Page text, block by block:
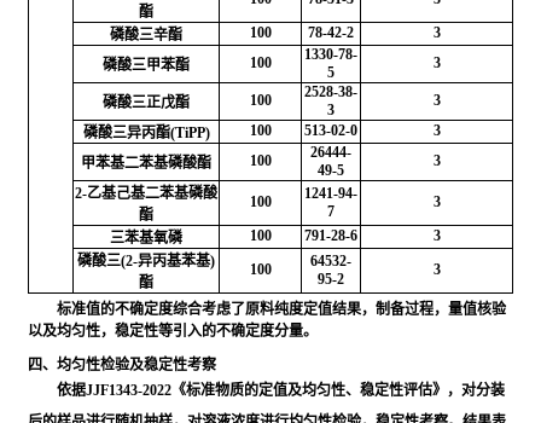
酯
磷酸三辛酯 100 78-42-2
3
磷酸三甲苯酯
100
1330-78-
5
3
磷酸三正戊酯 100
2528-38-
3
3
磷酸三异丙酯(TiPP)
100 513-02-0
3
甲苯基二苯基磷酸酯
100
26444-
49-5
3
2-乙基己基二苯基磷酸
酯
100
1241-94-
7
3
三苯基氧磷 100 791-28-6
3
磷酸三(2-异丙基苯基)
酯
100
64532-
95-2
3
标准值的不确定度综合考虑了原料纯度定值结果，制备过程，量值核验
以及均匀性，稳定性等引入的不确定度分量。
四、均匀性检验及稳定性考察
依据JJF1343-2022《标准物质的定值及均匀性、稳定性评估》，对分装